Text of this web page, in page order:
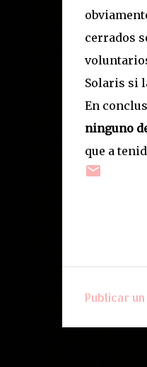
cerrados
Solaris si
En
ninguno
que a
o
Publicar